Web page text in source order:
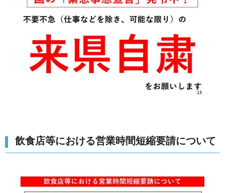
飲食店等における営業時間短縮要請について